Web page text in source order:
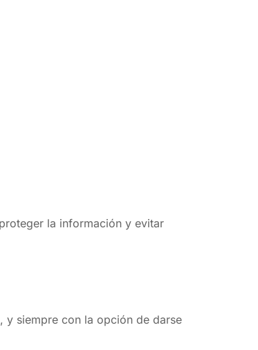
la información y evitar
y siempre con la opción de darse